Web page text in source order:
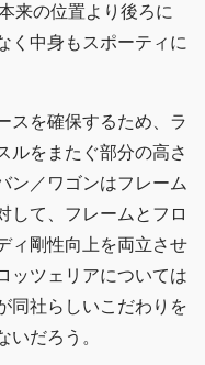
来の位置より後ろに
く中身もスポーティに
スを確保するため、ラ
ルをまたぐ部分の高さ
ン／ワゴンはフレーム
して、フレームとフロ
ィ剛性向上を両立させ
ッツェリアについては
同社らしいこだわりを
いだろう。